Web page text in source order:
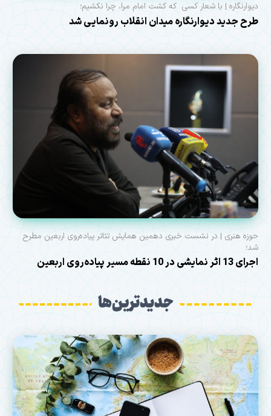
دیوارنگاره | با شعار کسی که کشت امام مرا، چرا نکشیم؛
طرح جدید دیوارنگاره میدان انقلاب رونمایی شد
حوزه هنری | در نشست خبری دهمین همایش تئاتر پیاده‌روی اربعین مطرح
شد؛
اجرای 13 اثر نمایشی در 10 نقطه مسیر پیاده‌روی اربعین
جدیدترین‌ها